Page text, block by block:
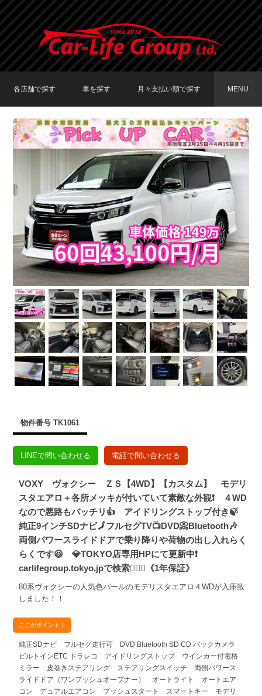
各店舗で探す
TOKYO店在庫車両
大阪店在庫車両
福岡店在庫車両
車を探す
車種で探す
メーカーで探す
月々支払い額で探す
〜19,999円
20,000円〜29,999円
30,000円〜39,999円
40,000円〜49,999円
50,000円〜
MENU
物件番号 TK1061
LINEで問い合わせる 電話で問い合わせる
VOXY ヴォクシー ＺＳ【4WD】【カスタム】 モデリ
スタエアロ＋各所メッキが付いていて素敵な外観❗ ４WD
なので悪路もバッチリ👍 アイドリングストップ付き🍃
純正9インチSDナビ🗾フルセグTV📺DVD📀Bluetooth🎶
両側パワースライドドアで乗り降りや荷物の出し入れらく
らくです😆 💎TOKYO店専用HPにて更新中❗
carlifegroup.tokyo.jpで検索🕵️‍♂️🌛《1年保証》
80系ヴォクシーの人気色パールのモデリスタエアロ４WDが入庫致
しました！！
ここがポイント！
純正SDナビ フルセグ走行可 DVD Bluetooth SD CD バックカメラ
ビルトインETC ドラレコ アイドリングストップ ウインカー付電格
ミラー 皮巻きステアリング ステアリングスイッチ 両側パワース
ライドドア（ワンプッシュオープナー） オートライト オートエア
コン デュアルエアコン プッシュスタート スマートキー モデリ